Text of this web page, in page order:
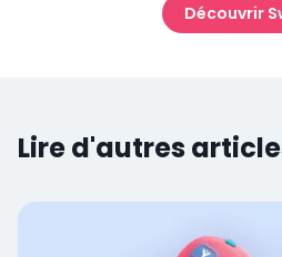
Découvrir
Lire d'autres